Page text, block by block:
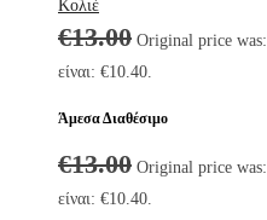
Κολιέ
€13.00 Original price
είναι: €10.40.
Άμεσα Διαθέσιμο
€13.00 Original price
είναι: €10.40.